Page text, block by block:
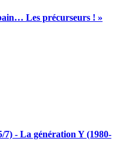
Les précurseurs ! »
7) - La génération Y (1980-